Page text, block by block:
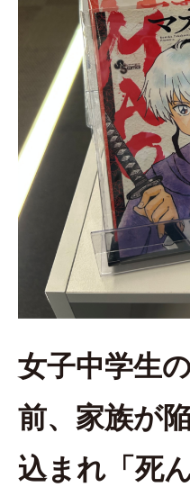
女子中学生
前、家族が
込まれ「死